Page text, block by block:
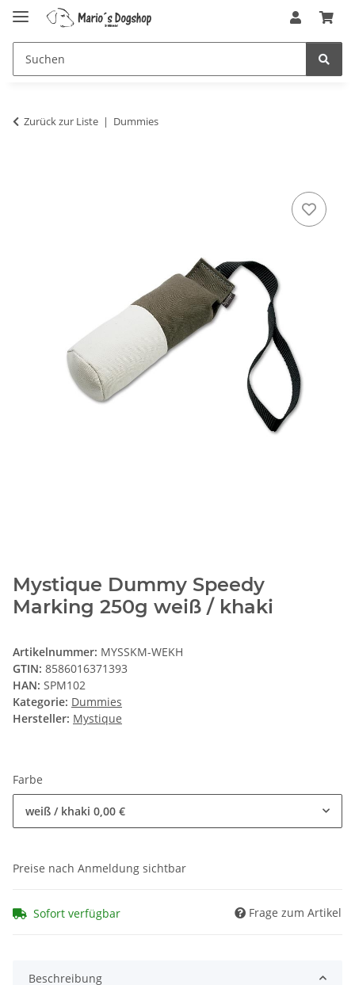
Zurück zur Liste Dummies
Mystique Dummy Speedy
Marking 250g weiß / khaki
Artikelnummer: MYSSKM-WEKH
GTIN: 8586016371393
HAN: SPM102
Kategorie: Dummies
Hersteller: Mystique
Farbe
weiß / khaki 0,00 €
Preise nach Anmeldung sichtbar
Sofort verfügbar Frage zum Artikel
Beschreibung